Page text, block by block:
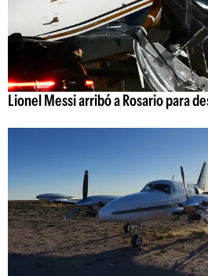
Lionel Messi arribó a Rosario para